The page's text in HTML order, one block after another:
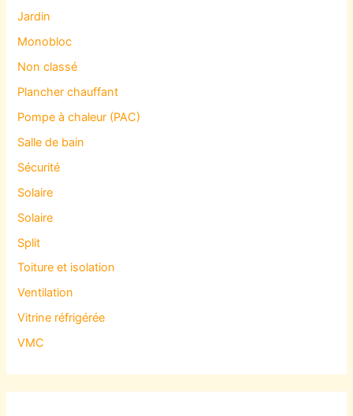
Jardin
Monobloc
Non classé
Plancher chauffant
Pompe à chaleur (PAC)
Salle de bain
Sécurité
Solaire
Solaire
Split
Toiture et isolation
Ventilation
Vitrine réfrigérée
VMC